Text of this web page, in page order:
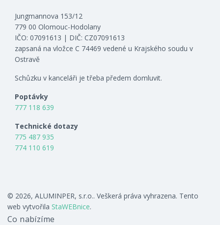
Jungmannova 153/12
779 00 Olomouc-Hodolany
IČO: 07091613 | DIČ: CZ07091613
zapsaná na vložce C 74469 vedené u Krajského soudu v
Ostravě
Schůzku v kanceláři je třeba předem domluvit.
Poptávky
777 118 639
Technické dotazy
775 487 935
774 110 619
© 2026, ALUMINPER, s.r.o.. Veškerá práva vyhrazena. Tento
web vytvořila StaWEBnice.
Co nabízíme